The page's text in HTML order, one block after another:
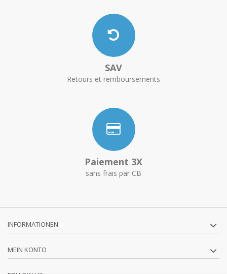
SAV
Retours et remboursements
Paiement 3X
sans frais par CB
INFORMATIONEN
MEIN KONTO